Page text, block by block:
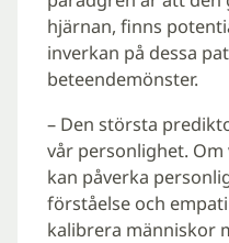
hjärnan, finns
inverkan på dessa
beteendemönster.
– Den största
vår personlighet. Om
kan påverka
förståelse och
kalibrera människor